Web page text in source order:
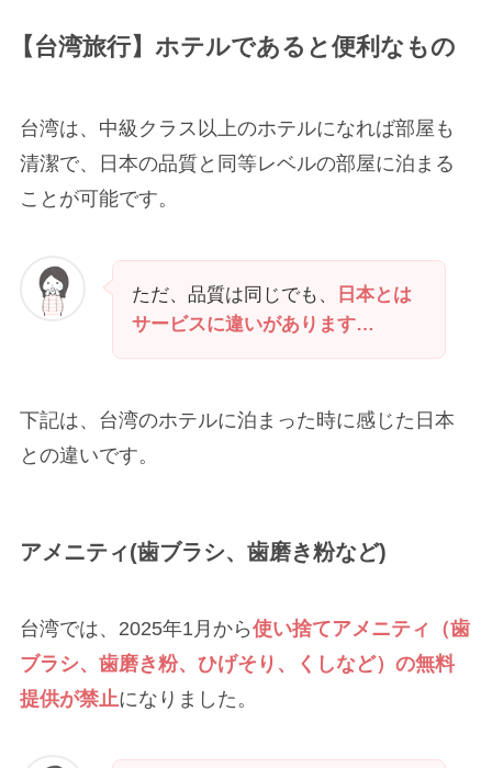
【台湾旅行】ホテルであると便利なもの
台湾は、中級クラス以上のホテルになれば部屋も
清潔で、日本の品質と同等レベルの部屋に泊まる
ことが可能です。
ただ、品質は同じでも、
日本とは
サービスに違いがあります…
下記は、台湾のホテルに泊まった時に感じた日本
との違いです。
アメニティ(歯ブラシ、歯磨き粉など)
台湾では、2025年1月から使い捨てアメニティ（歯
ブラシ、歯磨き粉、ひげそり、くしなど）の無料
提供が禁止になりました。